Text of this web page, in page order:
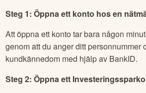
Steg 1: Öppna ett konto hos en
Att öppna ett konto tar bara någon
genom att du anger ditt personnummer
kundkännedom med hjälp av BankID.
Steg 2: Öppna ett